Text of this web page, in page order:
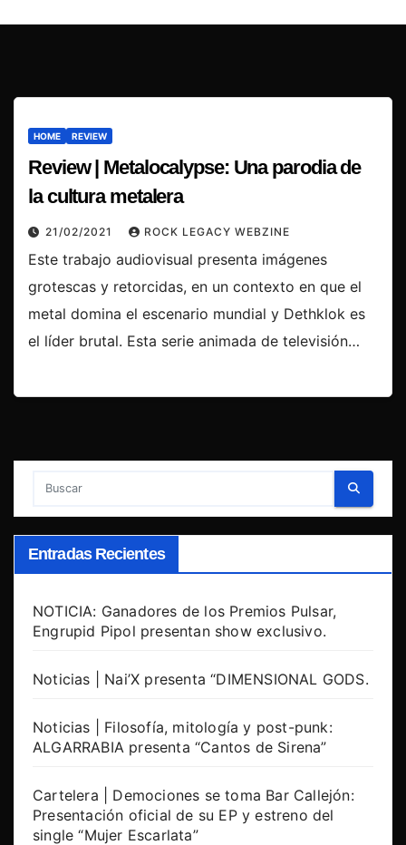
HOME REVIEW
Review | Metalocalypse: Una parodia de
la cultura metalera
21/02/2021 ROCK LEGACY WEBZINE
Este trabajo audiovisual presenta imágenes
grotescas y retorcidas, en un contexto en que el
metal domina el escenario mundial y Dethklok es
el líder brutal. Esta serie animada de televisión…
Entradas Recientes
NOTICIA: Ganadores de los Premios Pulsar,
Engrupid Pipol presentan show exclusivo.
Noticias | Nai’X presenta “DIMENSIONAL GODS.
Noticias | Filosofía, mitología y post-punk:
ALGARRABIA presenta “Cantos de Sirena”
Cartelera | Demociones se toma Bar Callejón:
Presentación oficial de su EP y estreno del
single “Mujer Escarlata”